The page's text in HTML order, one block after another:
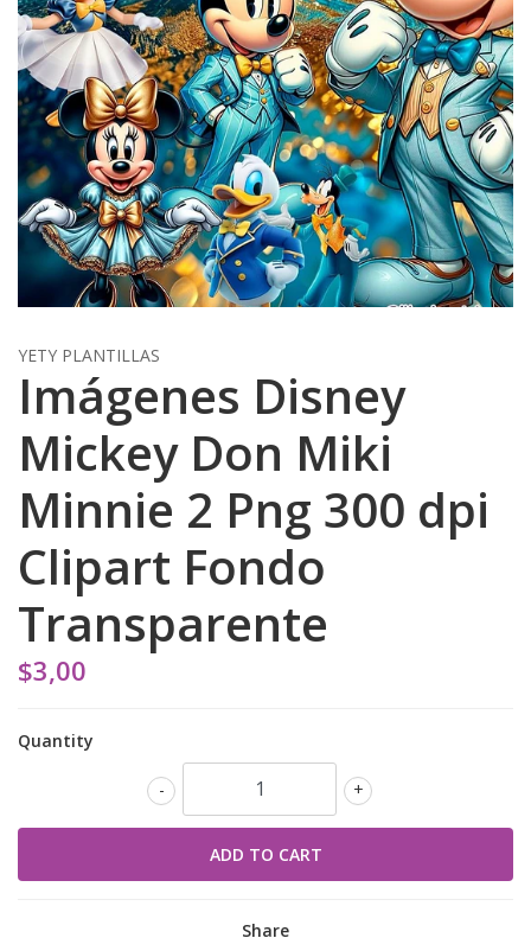
YETY PLANTILLAS
Imágenes Disney
Mickey Don Miki
Minnie 2 Png 300 dpi
Clipart Fondo
Transparente
$3,00
Quantity
+
-
Share